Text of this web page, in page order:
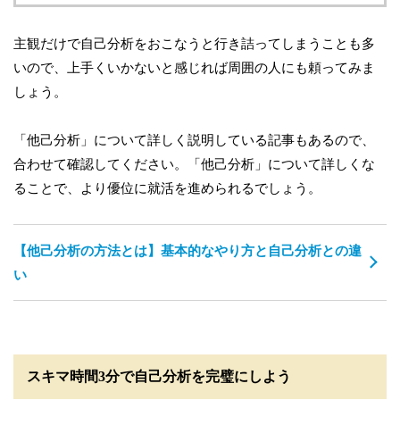
主観だけで自己分析をおこなうと行き詰ってしまうことも多
いので、上手くいかないと感じれば周囲の人にも頼ってみま
しょう。
「他己分析」について詳しく説明している記事もあるので、
合わせて確認してください。「他己分析」について詳しくな
ることで、より優位に就活を進められるでしょう。
【他己分析の方法とは】基本的なやり方と自己分析との違
い
スキマ時間3分で自己分析を完璧にしよう